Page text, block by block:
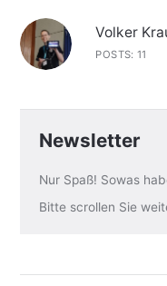
Volker
POSTS: 11
Newsletter
Nur Spaß! Sowas
Bitte scrollen Sie